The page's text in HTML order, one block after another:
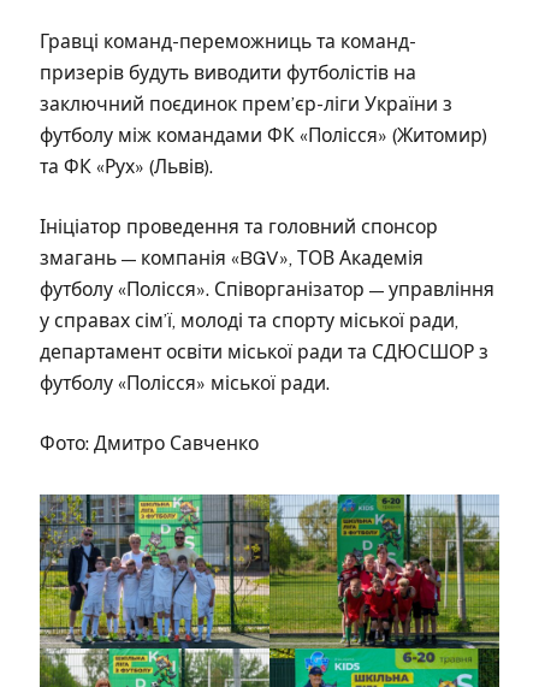
Гравці команд-переможниць та команд-
призерів будуть виводити футболістів на
заключний поєдинок прем’єр-ліги України з
футболу між командами ФК «Полісся» (Житомир)
та ФК «Рух» (Львів).
Ініціатор проведення та головний спонсор
змагань — компанія «BGV», ТОВ Академія
футболу «Полісся». Співорганізатор — управління
у справах сім’ї, молоді та спорту міської ради,
департамент освіти міської ради та СДЮСШОР з
футболу «Полісся» міської ради.
Фото: Дмитро Савченко